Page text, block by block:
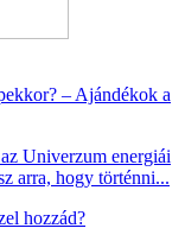
– Ajándékok a
Univerzum energiái
arra, hogy történni...
hozzád?